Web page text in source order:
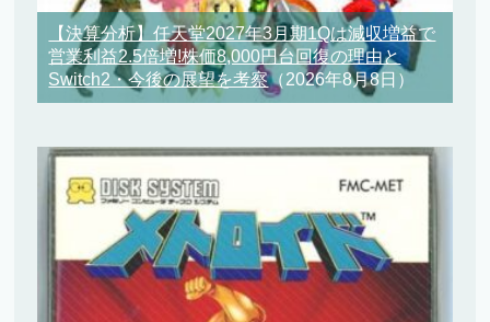
【決算分析】任天堂2027年3月期1Qは減収増益で
営業利益2.5倍増!株価8,000円台回復の理由と
Switch2・今後の展望を考察（2026年8月8日）